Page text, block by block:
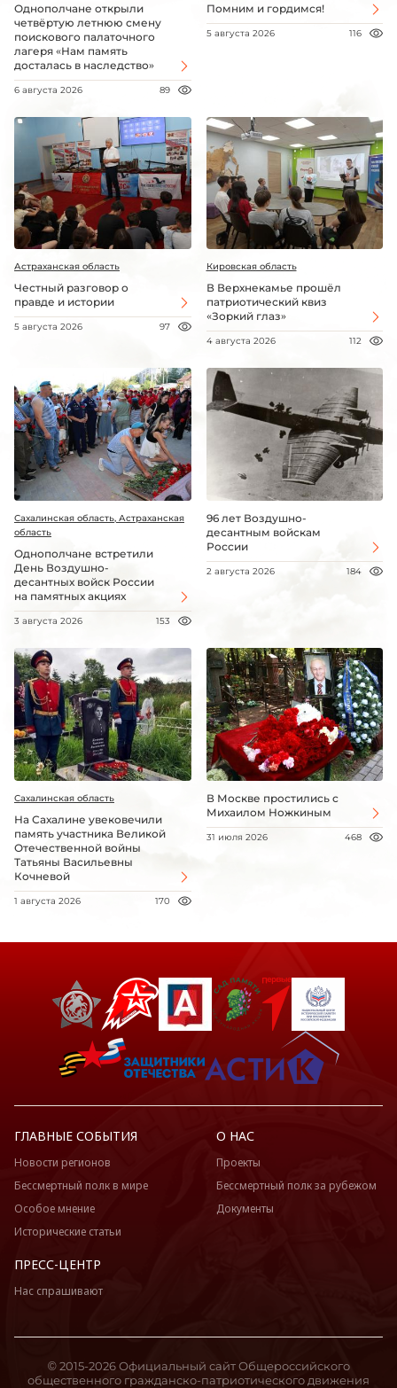
Однополчане открыли
четвёртую летнюю смену
поискового палаточного
лагеря «Нам память
досталась в наследство»
6 августа 2026 89
Помним и гордимся!
5 августа 2026 116
Астраханская область
Честный разговор о
правде и истории
5 августа 2026 97
Кировская область
В Верхнекамье прошёл
патриотический квиз
«Зоркий глаз»
4 августа 2026 112
Сахалинская область, Астраханская
область
Однополчане встретили
День Воздушно-
десантных войск России
на памятных акциях
3 августа 2026 153
96 лет Воздушно-
десантным войскам
России
2 августа 2026 184
Сахалинская область
На Сахалине увековечили
память участника Великой
Отечественной войны
Татьяны Васильевны
Кочневой
1 августа 2026 170
В Москве простились с
Михаилом Ножкиным
31 июля 2026 468
ГЛАВНЫЕ СОБЫТИЯ
Новости регионов
Бессмертный полк в мире
Особое мнение
Исторические статьи
О НАС
Проекты
Бессмертный полк за рубежом
Документы
ПРЕСС-ЦЕНТР
Нас спрашивают
© 2015-2026 Официальный сайт Общероссийского
общественного гражданско-патриотического движения